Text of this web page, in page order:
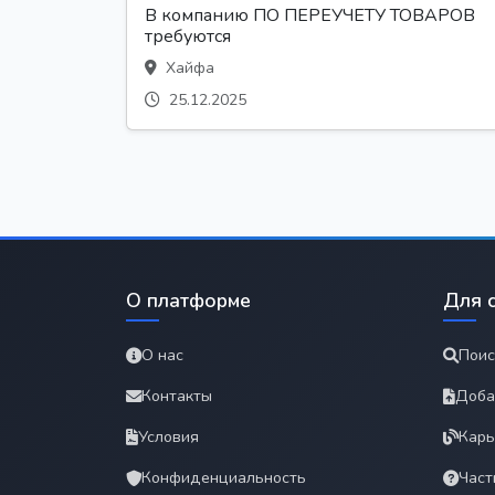
В компанию ПО ПЕРЕУЧЕТУ ТОВАРОВ
требуются
Хайфа
25.12.2025
О платформе
О нас
Контакты
Условия
Конфиденциальность
Для